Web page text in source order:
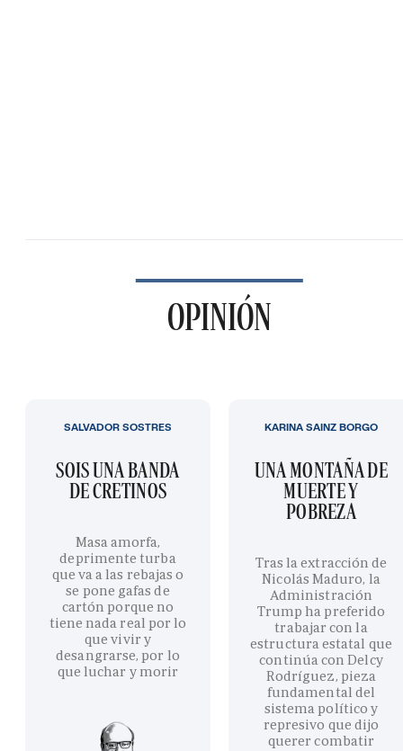
OPINIÓN
SOIS UNA BANDA
DE CRETINOS
Masa amorfa,
deprimente turba
que va a las rebajas o
se pone gafas de
cartón porque no
tiene nada real por lo
que vivir y
desangrarse, por lo
que luchar y morir
SALVADOR SOSTRES
UNA MONTAÑA DE
MUERTE Y
POBREZA
Tras la extracción de
Nicolás Maduro, la
Administración
Trump ha preferido
trabajar con la
estructura estatal que
continúa con Delcy
Rodríguez, pieza
fundamental del
sistema político y
represivo que dijo
querer combatir
KARINA SAINZ BORGO